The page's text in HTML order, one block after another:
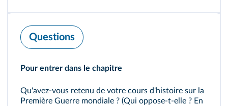
Questions
Pour entrer dans le chapitre
Qu'avez-vous retenu de votre cours d'histoire sur la
Première Guerre mondiale ? (Qui oppose-t-elle ? En